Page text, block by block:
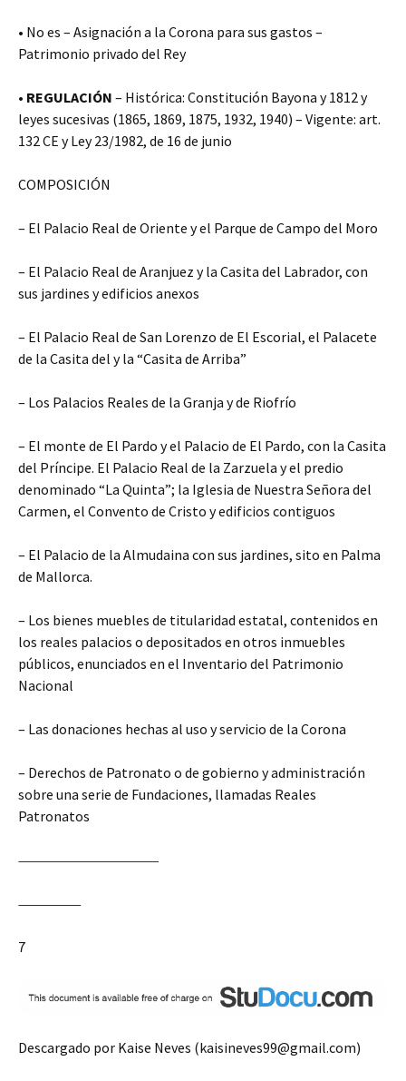
• No es – Asignación a la Corona para sus gastos –
Patrimonio privado del Rey
• REGULACIÓN – Histórica: Constitución Bayona y 1812 y
leyes sucesivas (1865, 1869, 1875, 1932, 1940) – Vigente: art.
132 CE y Ley 23/1982, de 16 de junio
COMPOSICIÓN
– El Palacio Real de Oriente y el Parque de Campo del Moro
– El Palacio Real de Aranjuez y la Casita del Labrador, con
sus jardines y edificios anexos
– El Palacio Real de San Lorenzo de El Escorial, el Palacete
de la Casita del y la “Casita de Arriba”
– Los Palacios Reales de la Granja y de Riofrío
– El monte de El Pardo y el Palacio de El Pardo, con la Casita
del Príncipe. El Palacio Real de la Zarzuela y el predio
denominado “La Quinta”; la Iglesia de Nuestra Señora del
Carmen, el Convento de Cristo y edificios contiguos
– El Palacio de la Almudaina con sus jardines, sito en Palma
de Mallorca.
– Los bienes muebles de titularidad estatal, contenidos en
los reales palacios o depositados en otros inmuebles
públicos, enunciados en el Inventario del Patrimonio
Nacional
– Las donaciones hechas al uso y servicio de la Corona
– Derechos de Patronato o de gobierno y administración
sobre una serie de Fundaciones, llamadas Reales
Patronatos
7
Descargado por Kaise Neves (kaisineves99@gmail.com)